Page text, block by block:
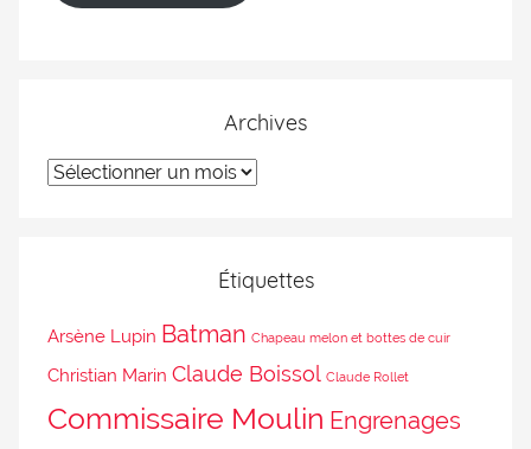
Archives
Étiquettes
Arsène Lupin Batman Chapeau melon et bottes de cuir
Christian Marin Claude Boissol Claude Rollet
Commissaire Moulin Engrenages